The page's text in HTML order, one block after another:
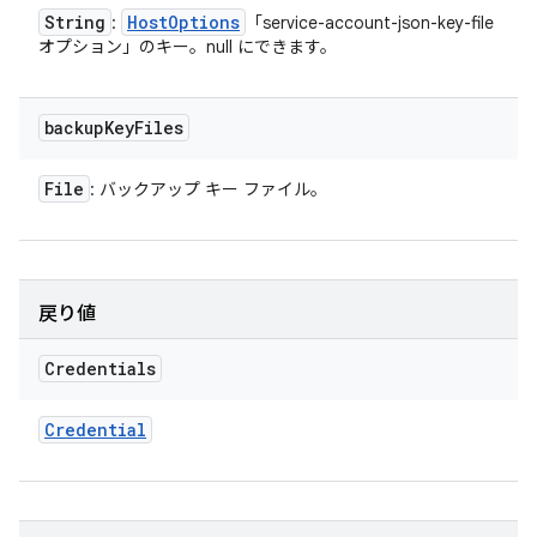
String : HostOptions
「service-account-json-key-file
オプション」のキー。null にできます。
backupKeyFiles
File : バックアップ キー ファイル。
戻り値
Credentials
Credential